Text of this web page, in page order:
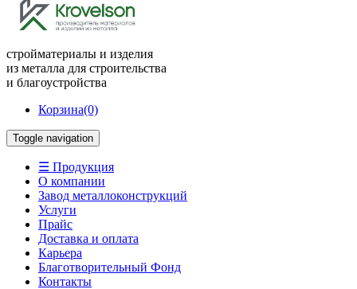
стройматериалы и изделия
из металла для строительства
и благоустройства
Корзина(0)
Toggle navigation
☰ Продукция
О компании
Завод металлоконструкций
Услуги
Прайс
Доставка и оплата
Карьера
Благотворительный Фонд
Контакты